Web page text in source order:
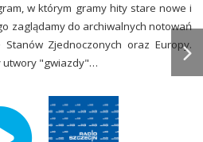
w którym gramy hity stare nowe i
zaglądamy do archiwalnych notowań
Zjednoczonych oraz Europy.
utwory "gwiazdy"…